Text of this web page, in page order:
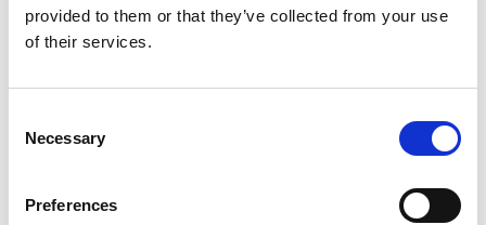
provided to them or that they’ve collected from your use
of their services.
Selection
Necessary
Preferences
libero” dell’Occidente come un tentativo di colpire al
cuore la loro sicurezza. Secondo il professor Michel
conflitto etnico in Cina per servire gli interessi della
Inoltre i cinesi vedono la mano statunitense dietro tutto